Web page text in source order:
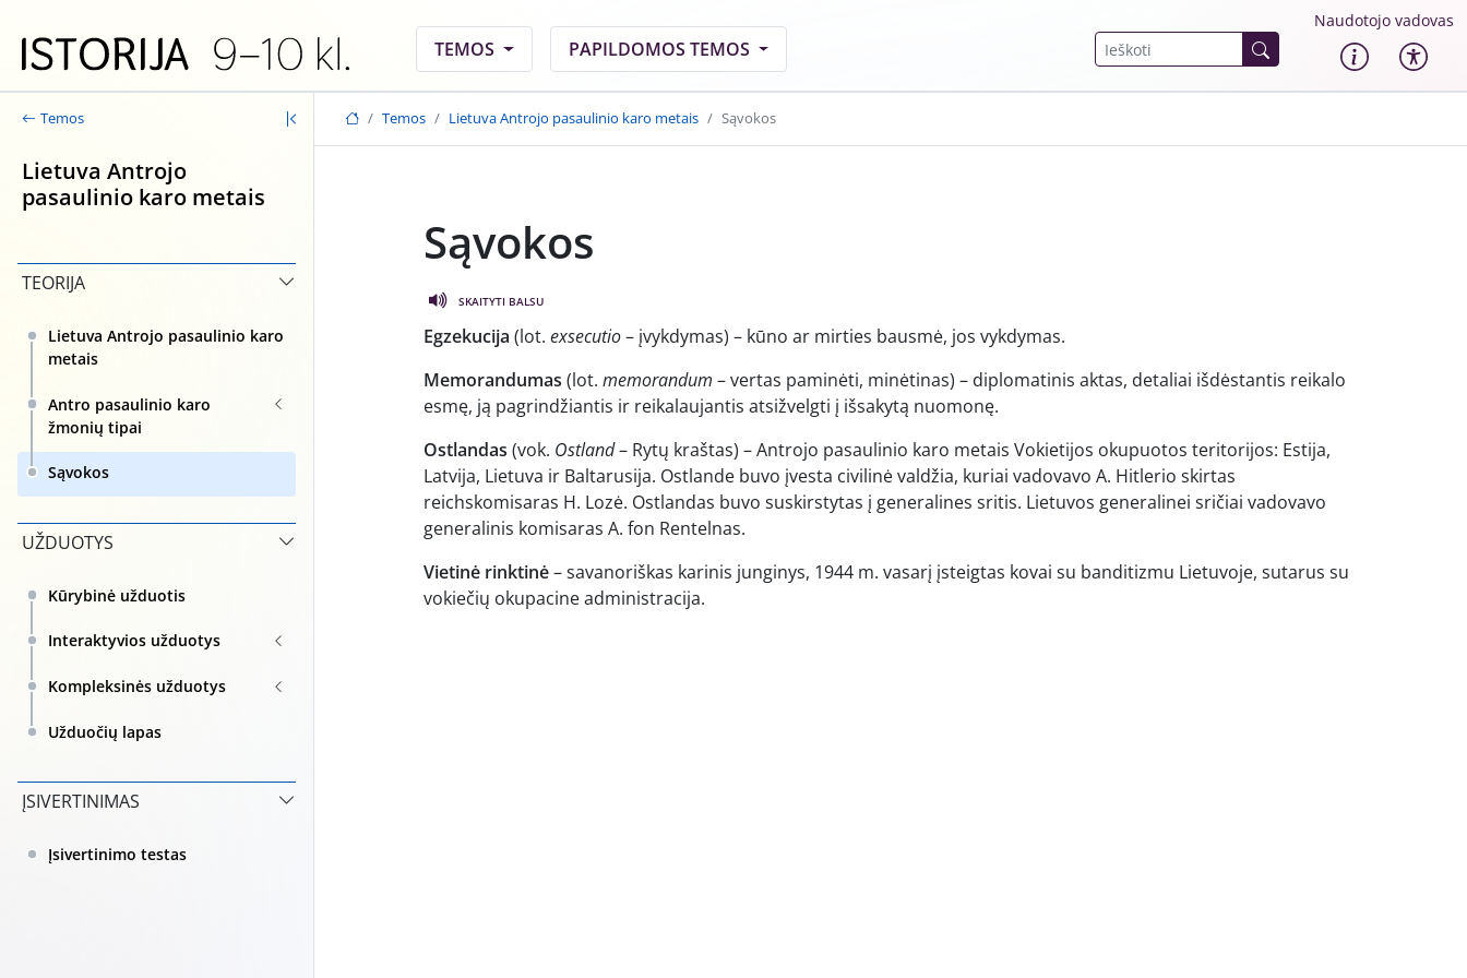
TEMOS
PAPILDOMOS TEMOS
Naudotojo vadovas
Temos
Lietuva Antrojo
pasaulinio karo metais
TEORIJA
Lietuva Antrojo pasaulinio karo
metais
Antro pasaulinio karo
žmonių tipai
Sąvokos
UŽDUOTYS
Kūrybinė užduotis
Interaktyvios užduotys
Kompleksinės užduotys
Užduočių lapas
ĮSIVERTINIMAS
Įsivertinimo testas
Temos Lietuva Antrojo pasaulinio karo metais Sąvokos
Sąvokos
SKAITYTI BALSU
Egzekucija (lot. exsecutio– įvykdymas) – kūno ar mirties bausmė, jos vykdymas.
Memorandumas (lot. memorandum – vertas paminėti, minėtinas) – diplomatinis aktas, detaliai išdėstantis reikalo
esmę, ją pagrindžiantis ir reikalaujantis atsižvelgti į išsakytą nuomonę.
Ostlandas (vok. Ostland– Rytų kraštas) – Antrojo pasaulinio karo metais Vokietijos okupuotos teritorijos: Estija,
Latvija, Lietuva ir Baltarusija. Ostlande buvo įvesta civilinė valdžia, kuriai vadovavo A. Hitlerio skirtas
reichskomisaras H. Lozė. Ostlandas buvo suskirstytas į generalines sritis. Lietuvos generalinei sričiai vadovavo
generalinis komisaras A. fon Rentelnas.
Vietinė rinktinė– savanoriškas karinis junginys, 1944 m. vasarį įsteigtas kovai su banditizmu Lietuvoje, sutarus su
vokiečių okupacine administracija.